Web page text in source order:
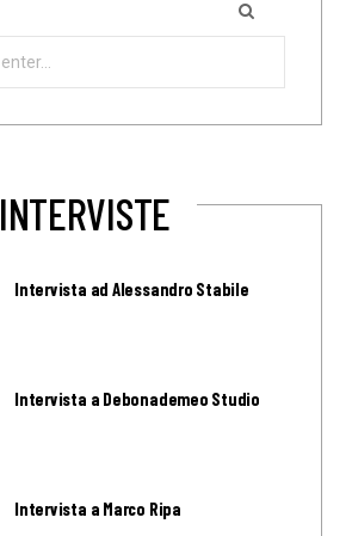
INTERVISTE
Intervista ad Alessandro Stabile
Intervista a Debonademeo Studio
Intervista a Marco Ripa